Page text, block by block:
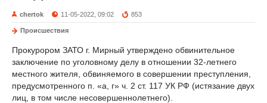
chertok 11-05-2022, 09:02 853
Происшествия
Прокурором ЗАТО г. Мирный утверждено обвинительное
заключение по уголовному делу в отношении 32-летнего
местного жителя, обвиняемого в совершении преступления,
предусмотренного п. «а, г» ч. 2 ст. 117 УК РФ (истязание двух
лиц, в том числе несовершеннолетнего).